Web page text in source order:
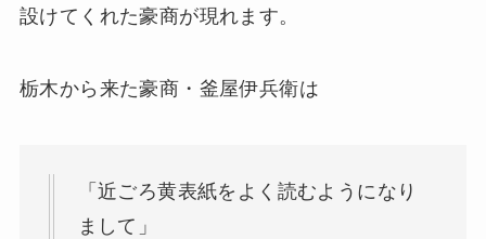
設けてくれた豪商が現れます。
栃木から来た豪商・釜屋伊兵衛は
「近ごろ黄表紙をよく読むようになり
まして」